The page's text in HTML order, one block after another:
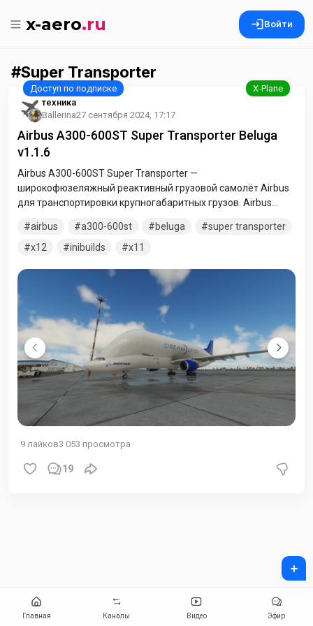
x-aero.ru Войти
Super Transporter
техника
Ballerina27 сентября 2024, 17:17
Airbus A300-600ST Super Transporter Beluga
v1.1.6
Airbus A300-600ST Super Transporter —
широкофюзеляжный реактивный грузовой самолёт Airbus
для транспортировки крупногабаритных грузов. Airbus
следующей транспортной модели на базе Airbus A340. Так
же, как и для Beluga, в круг задач самолёта также входит
Испании. В настоящее время эти части транспортируются с
большими трудностями кораблями и тяжёлыми тягачами в
Тулузу для окончательного монтажа.
airbus a300-600st beluga
super transporter
x12
inibuilds x11
9 лайков3 053 просмотра
19
Главная Каналы Видео Эфир
+